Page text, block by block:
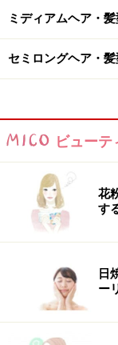
ミディアムヘア・髪
セミロングヘア・髪
ビューテ
花
す
日
ー